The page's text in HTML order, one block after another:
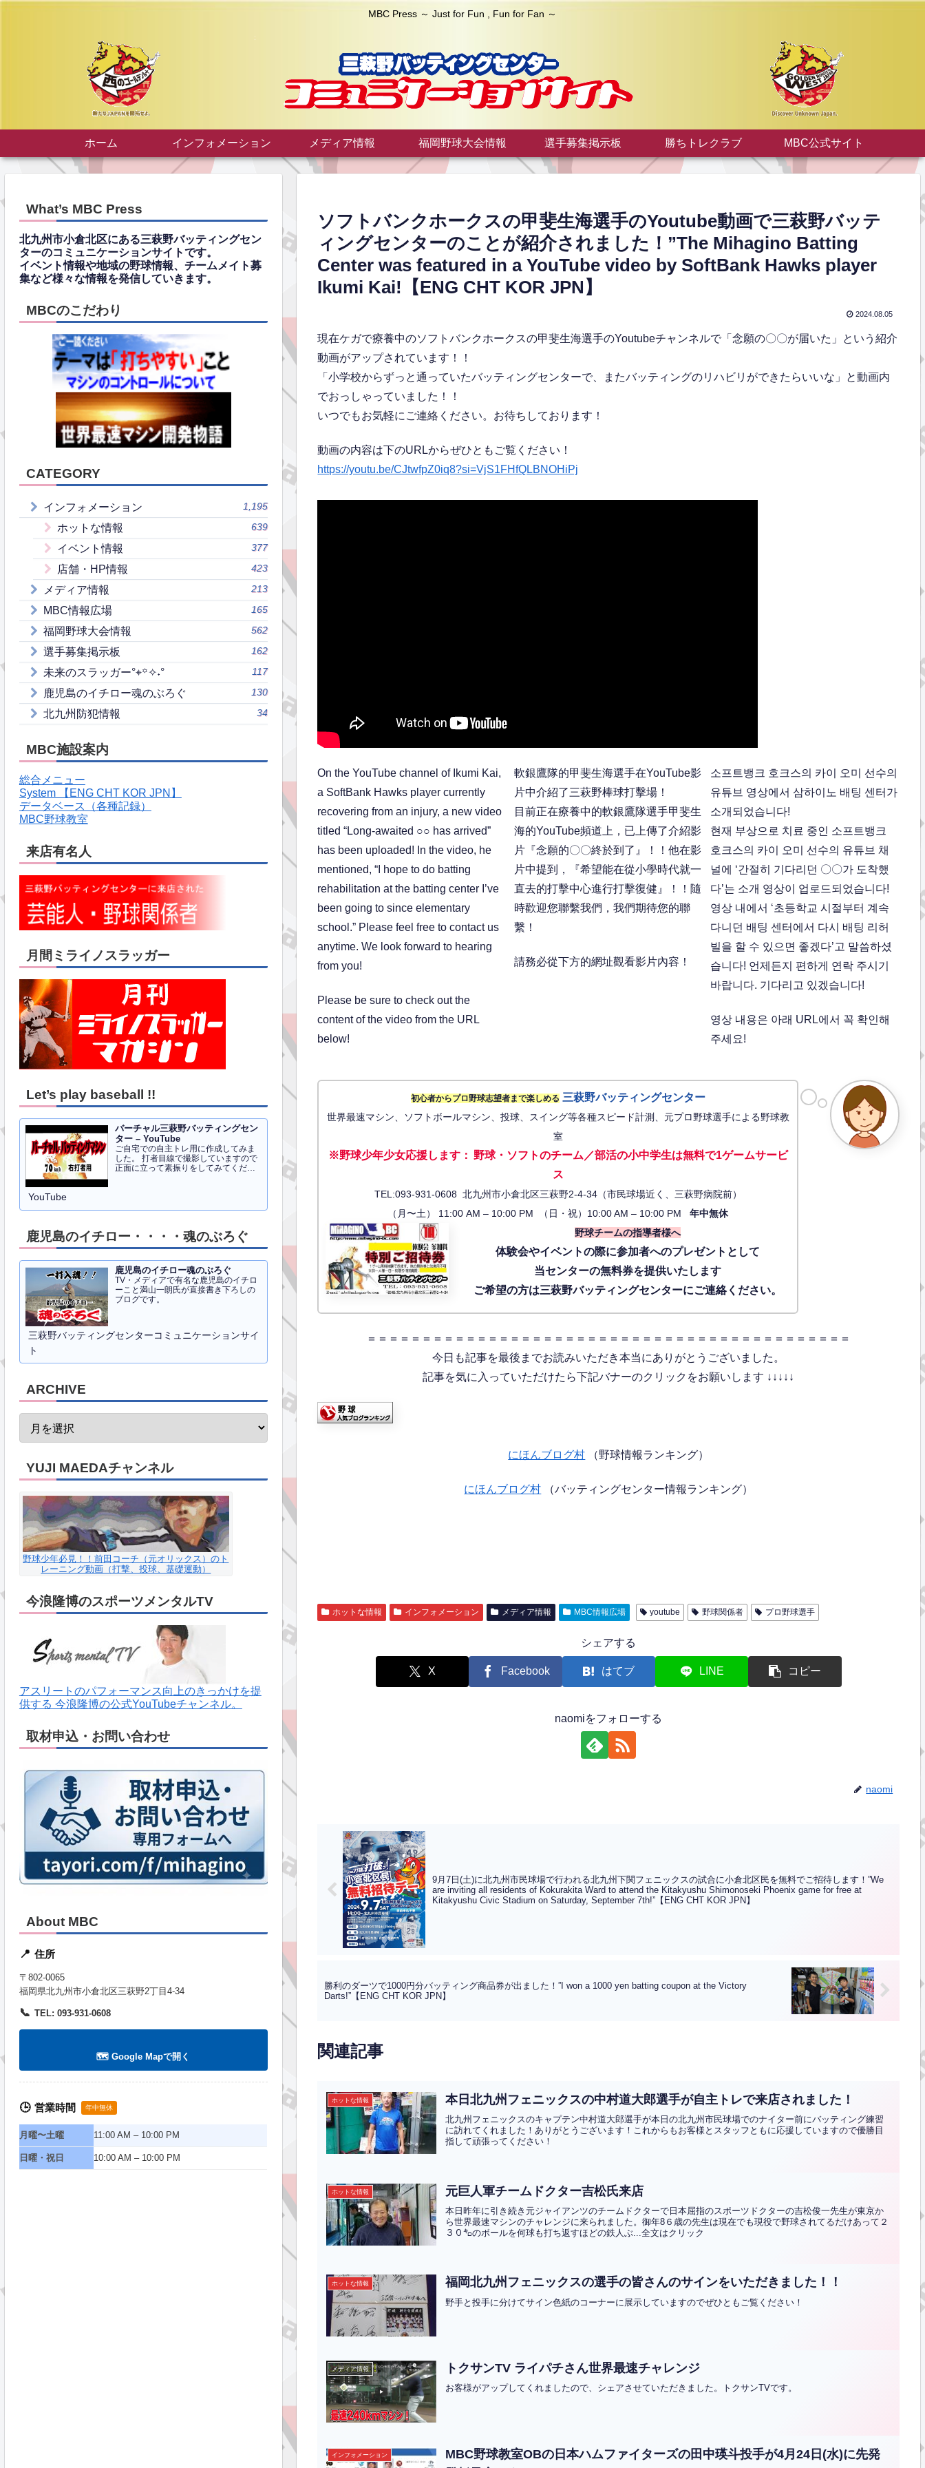
MBC Press ～ Just for Fun , Fun for Fan ～
ホーム インフォメーション メディア情報 福岡野球大会情報 選手募集掲示板 勝ちトレクラブ MBC公式サイト
ソフトバンクホークスの甲斐生海選手のYoutube動画で三萩野バッテ
ィングセンターのことが紹介されました！”The Mihagino Batting
Center was featured in a YouTube video by SoftBank Hawks player
Ikumi Kai!【ENG CHT KOR JPN】
2024.08.05
現在ケガで療養中のソフトバンクホークスの甲斐生海選手のYoutubeチャンネルで「念願の〇〇が届いた」という紹介
動画がアップされています！！
「小学校からずっと通っていたバッティングセンターで、またバッティングのリハビリができたらいいな」と動画内
でおっしゃっていました！！
いつでもお気軽にご連絡ください。お待ちしております！
動画の内容は下のURLからぜひともご覧ください！
https://youtu.be/CJtwfpZ0iq8?si=VjS1FHfQLBNOHiPj
On the YouTube channel of Ikumi Kai,
a SoftBank Hawks player currently
recovering from an injury, a new video
titled “Long-awaited ○○ has arrived”
has been uploaded! In the video, he
mentioned, “I hope to do batting
rehabilitation at the batting center I’ve
been going to since elementary
school.” Please feel free to contact us
anytime. We look forward to hearing
from you!
Please be sure to check out the
content of the video from the URL
below!
軟銀鷹隊的甲斐生海選手在YouTube影
片中介紹了三萩野棒球打擊場！
目前正在療養中的軟銀鷹隊選手甲斐生
海的YouTube頻道上，已上傳了介紹影
片『念願的〇〇終於到了』！！他在影
片中提到，『希望能在從小學時代就一
直去的打擊中心進行打擊復健』！！隨
時歡迎您聯繫我們，我們期待您的聯
繫！
請務必從下方的網址觀看影片內容！
소프트뱅크 호크스의 카이 오미 선수의
유튜브 영상에서 삼하이노 배팅 센터가
소개되었습니다!
현재 부상으로 치료 중인 소프트뱅크
호크스의 카이 오미 선수의 유튜브 채
널에 ‘간절히 기다리던 〇〇가 도착했
다’는 소개 영상이 업로드되었습니다!
영상 내에서 ‘초등학교 시절부터 계속
다니던 배팅 센터에서 다시 배팅 리허
빌을 할 수 있으면 좋겠다’고 말씀하셨
습니다! 언제든지 편하게 연락 주시기
바랍니다. 기다리고 있겠습니다!
영상 내용은 아래 URL에서 꼭 확인해
주세요!
初心者からプロ野球志望者まで楽しめる 三萩野バッティングセンター
世界最速マシン、ソフトボールマシン、投球、スイング等各種スピード計測、元プロ野球選手による野球教
室
※野球少年少女応援します： 野球・ソフトのチーム／部活の小中学生は無料で1ゲームサービ
ス
TEL:093-931-0608 北九州市小倉北区三萩野2-4-34（市民球場近く、三萩野病院前）
（月〜土） 11:00 AM – 10:00 PM （日・祝）10:00 AM – 10:00 PM年中無休
野球チームの指導者様へ
体験会やイベントの際に参加者へのプレゼントとして
当センターの無料券を提供いたします
ご希望の方は三萩野バッティングセンターにご連絡ください。
＝＝＝＝＝＝＝＝＝＝＝＝＝＝＝＝＝＝＝＝＝＝＝＝＝＝＝＝＝＝＝＝＝＝＝＝＝＝＝＝＝＝＝＝
今日も記事を最後までお読みいただき本当にありがとうございました。
記事を気に入っていただけたら下記バナーのクリックをお願いします ↓↓↓↓↓
にほんブログ村 （野球情報ランキング）
にほんブログ村 （バッティングセンター情報ランキング）
ホットな情報 インフォメーション メディア情報 MBC情報広場 youtube 野球関係者 プロ野球選手
シェアする
X Facebook はてブ LINE コピー
naomiをフォローする
naomi
9月7日(土)に北九州市民球場で行われる北九州下関フェニックスの試合に小倉北区民を無料でご招待します！”We
are inviting all residents of Kokurakita Ward to attend the Kitakyushu Shimonoseki Phoenix game for free at
Kitakyushu Civic Stadium on Saturday, September 7th!”【ENG CHT KOR JPN】
勝利のダーツで1000円分バッティング商品券が出ました！”I won a 1000 yen batting coupon at the Victory
Darts!”【ENG CHT KOR JPN】
関連記事
ホットな情報 本日北九州フェニックスの中村道大郎選手が自主トレで来店されました！
北九州フェニックスのキャプテン中村道大郎選手が本日の北九州市民球場でのナイター前にバッティング練習
に訪れてくれました！ありがとうございます！これからもお客様とスタッフともに応援していますので優勝目
指して頑張ってください！
ホットな情報 元巨人軍チームドクター吉松氏来店
本日昨年に引き続き元ジャイアンツのチームドクターで日本屈指のスポーツドクターの吉松俊一先生が東京か
ら世界最速マシンのチャレンジに来られました。御年8６歳の先生は現在でも現役で野球されてるだけあって２
３０㌔のボールを何球も打ち返すほどの鉄人ぶ...全文はクリック
ホットな情報 福岡北九州フェニックスの選手の皆さんのサインをいただきました！！
野手と投手に分けてサイン色紙のコーナーに展示していますのでぜひともご覧ください！
メディア情報 トクサンTV ライパチさん世界最速チャレンジ
お客様がアップしてくれましたので、シェアさせていただきました。トクサンTVです。
インフォメーション
MBC野球教室OBの日本ハムファイターズの田中瑛斗投手が4月24日(水)に先発
What’s MBC Press
北九州市小倉北区にある三萩野バッティングセン
ターのコミュニケーションサイトです。
イベント情報や地域の野球情報、チームメイト募
集など様々な情報を発信していきます。
MBCのこだわり
CATEGORY
インフォメーション 1,195
ホットな情報 639
イベント情報 377
店舗・HP情報 423
メディア情報 213
MBC情報広場 165
福岡野球大会情報 562
選手募集掲示板 162
未来のスラッガー°⌖꙳✧˖° 117
鹿児島のイチロー魂のぶろぐ 130
北九州防犯情報 34
MBC施設案内
総合メニュー
System 【ENG CHT KOR JPN】
データベース（各種記録）
MBC野球教室
来店有名人
月間ミライノスラッガー
Let’s play baseball !!
バーチャル三萩野バッティングセン
ター – YouTube
ご自宅での自主トレ用に作成してみま
した。 打者目線で撮影していますので
正面に立って素振りをしてみてくださ
YouTube
鹿児島のイチロー・・・・魂のぶろぐ
鹿児島のイチロー魂のぶろぐ
TV・メディアで有名な鹿児島のイチロ
ーこと満山一朗氏が直接書き下ろしの
ブログです。
三萩野バッティングセンターコミュニケーションサイ
ト
ARCHIVE
YUJI MAEDAチャンネル
野球少年必見！！前田コーチ（元オリックス）のト
レーニング動画（打撃、投球、基礎運動）
今浪隆博のスポーツメンタルTV
アスリートのパフォーマンス向上のきっかけを提
供する 今浪隆博の公式YouTubeチャンネル。
取材申込・お問い合わせ
About MBC
📍 住所
〒802-0065
福岡県北九州市小倉北区三萩野2丁目4-34
📞 TEL: 093-931-0608
🗺️ Google Mapで開く
🕒 営業時間 年中無休
月曜〜土曜 11:00 AM – 10:00 PM
日曜・祝日 10:00 AM – 10:00 PM